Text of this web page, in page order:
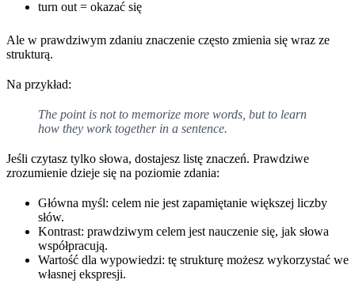
turn out = okazać się
Ale w prawdziwym zdaniu znaczenie często zmienia się wraz ze
strukturą.
Na przykład:
The point is not to memorize more words, but to learn
how they work together in a sentence.
Jeśli czytasz tylko słowa, dostajesz listę znaczeń. Prawdziwe
zrozumienie dzieje się na poziomie zdania:
Główna myśl: celem nie jest zapamiętanie większej liczby
słów.
Kontrast: prawdziwym celem jest nauczenie się, jak słowa
współpracują.
Wartość dla wypowiedzi: tę strukturę możesz wykorzystać we
własnej ekspresji.